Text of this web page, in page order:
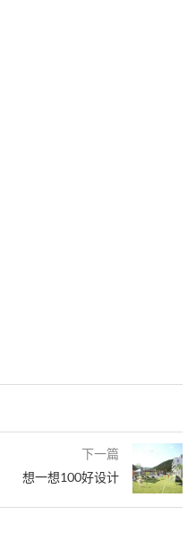
下一篇
想一想100好设计